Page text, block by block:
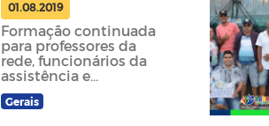
01.08.2019
Formação continuada
para professores da
rede, funcionários da
assistência e
programa sociais e
membros da saúde
Gerais